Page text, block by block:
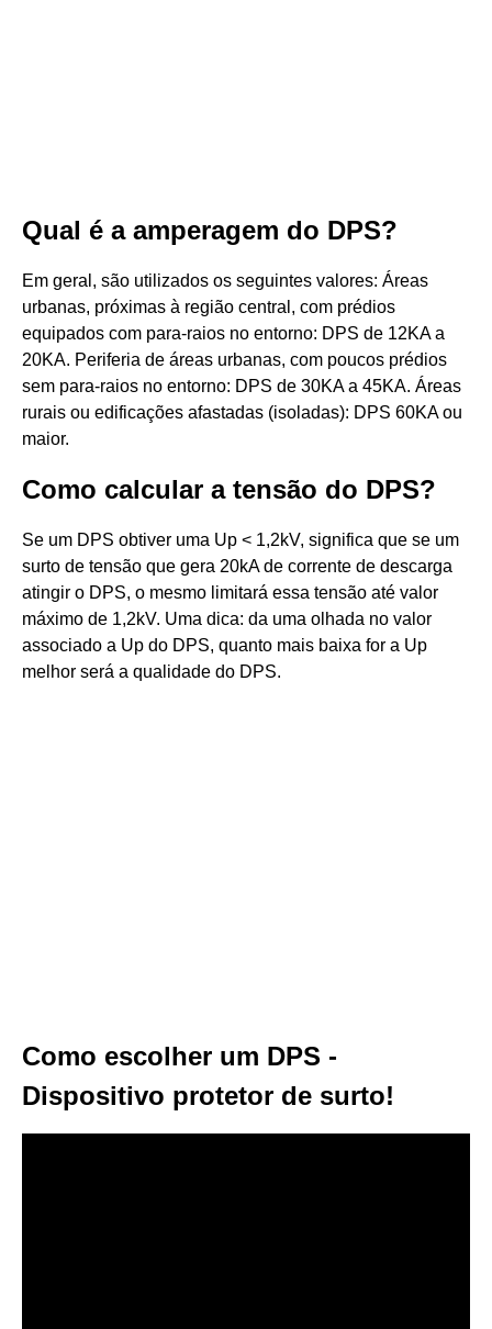
Qual é a amperagem do DPS?
Em geral, são utilizados os seguintes valores: Áreas
urbanas, próximas à região central, com prédios
equipados com para-raios no entorno: DPS de 12KA a
20KA. Periferia de áreas urbanas, com poucos prédios
sem para-raios no entorno: DPS de 30KA a 45KA. Áreas
rurais ou edificações afastadas (isoladas): DPS 60KA ou
maior.
Como calcular a tensão do DPS?
Se um DPS obtiver uma Up < 1,2kV, significa que se um
surto de tensão que gera 20kA de corrente de descarga
atingir o DPS, o mesmo limitará essa tensão até valor
máximo de 1,2kV. Uma dica: da uma olhada no valor
associado a Up do DPS, quanto mais baixa for a Up
melhor será a qualidade do DPS.
Como escolher um DPS -
Dispositivo protetor de surto!